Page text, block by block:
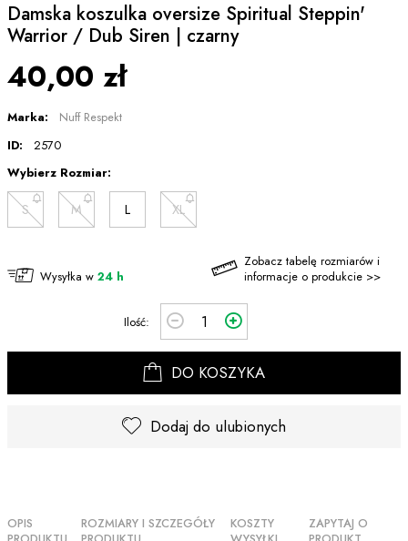
Damska koszulka oversize Spiritual Steppin'
Warrior / Dub Siren | czarny
40,00 zł
Marka:
Nuff Respekt
ID:
2570
Wybierz Rozmiar:
S M L XL
Wysyłka w 24 h
Zobacz tabelę rozmiarów i
informacje o produkcie >>
Ilość:
DO KOSZYKA
Dodaj do ulubionych
OPIS
ROZMIARY I SZCZEGÓŁY
KOSZTY
ZAPYTAJ O